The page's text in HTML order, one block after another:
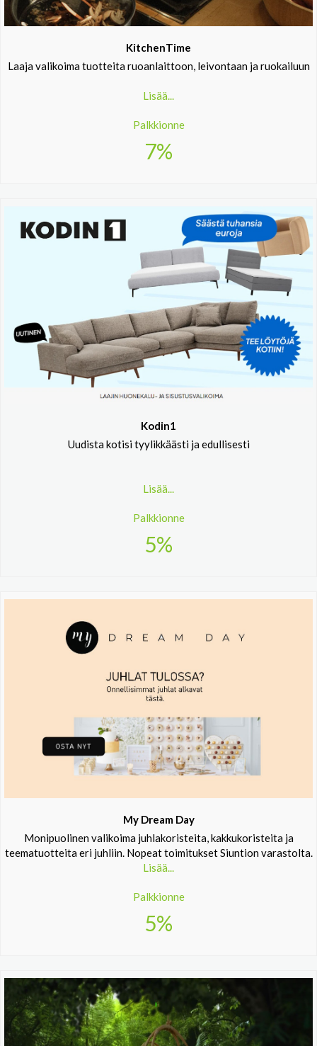
KitchenTime
Laaja valikoima tuotteita ruoanlaittoon, leivontaan ja ruokailuun
Lisää...
Palkkionne
7%
Kodin1
Uudista kotisi tyylikkäästi ja edullisesti
Lisää...
Palkkionne
5%
My Dream Day
Monipuolinen valikoima juhlakoristeita, kakkukoristeita ja
teematuotteita eri juhliin. Nopeat toimitukset Siuntion varastolta.
Lisää...
Palkkionne
5%